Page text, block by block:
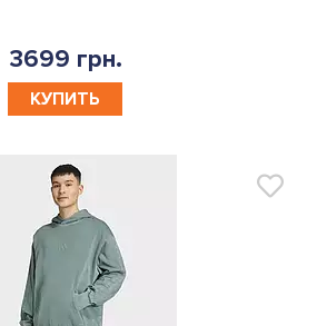
3699 грн.
КУПИТЬ